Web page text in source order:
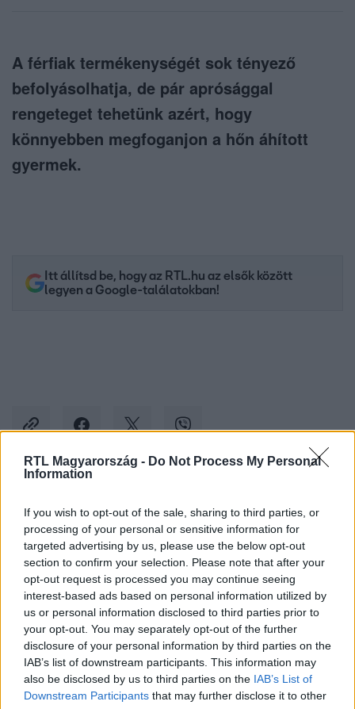
RTL Magyarország - Do Not Process My Personal
Information
If you wish to opt-out of the sale, sharing to third parties, or
processing of your personal or sensitive information for
targeted advertising by us, please use the below opt-out
section to confirm your selection. Please note that after your
opt-out request is processed you may continue seeing
interest-based ads based on personal information utilized by
us or personal information disclosed to third parties prior to
your opt-out. You may separately opt-out of the further
disclosure of your personal information by third parties on the
IAB’s list of downstream participants. This information may
also be disclosed by us to third parties on the IAB’s List of
Downstream Participants that may further disclose it to other
A férfiak termékenységét sok tényező
befolyásolhatja, de pár aprósággal
rengeteget tehetünk azért, hogy
könnyebben megfoganjon a hőn áhított
gyermek.
Itt állítsd be, hogy az RTL.hu az elsők között
legyen a Google-találatokban!
Facebookon is!
Követem
#ÉLETMÓD #GYEREKVÁLLALÁS #SPERMA
#FÉRFI # TERMÉKENYSÉG